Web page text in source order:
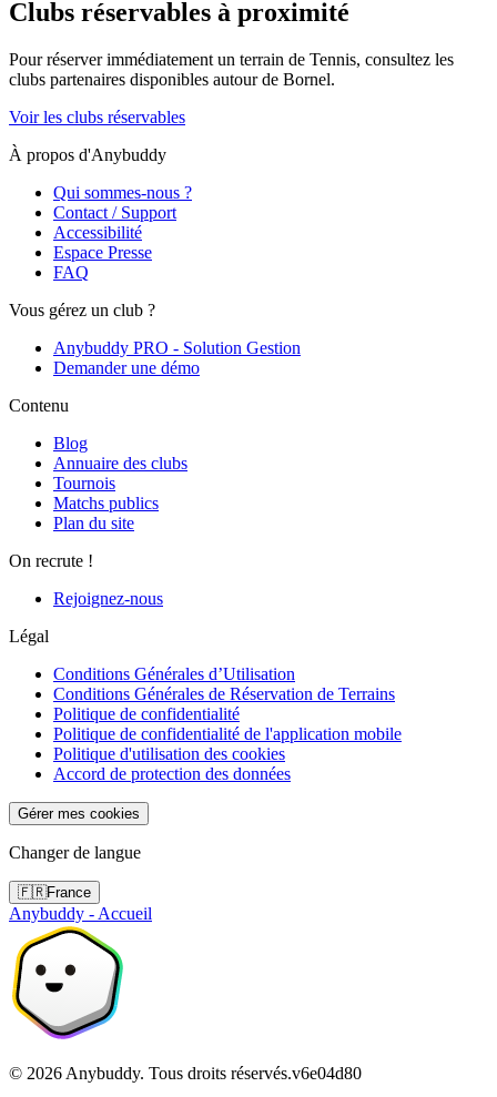
Clubs réservables à proximité
Pour réserver immédiatement un terrain de Tennis, consultez les
clubs partenaires disponibles autour de Bornel.
Voir les clubs réservables
À propos d'Anybuddy
Qui sommes-nous ?
Contact / Support
Accessibilité
Espace Presse
FAQ
Vous gérez un club ?
Anybuddy PRO - Solution Gestion
Demander une démo
Contenu
Blog
Annuaire des clubs
Tournois
Matchs publics
Plan du site
On recrute !
Rejoignez-nous
Légal
Conditions Générales d’Utilisation
Conditions Générales de Réservation de Terrains
Politique de confidentialité
Politique de confidentialité de l'application mobile
Politique d'utilisation des cookies
Accord de protection des données
Gérer mes cookies
Changer de langue
🇫🇷France
Anybuddy - Accueil
© 2026 Anybuddy. Tous droits réservés.v6e04d80